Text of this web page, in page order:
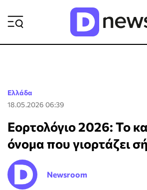
Ελλάδα
18.05.2026 06:39
Εορτολόγιο 2026: Το
όνομα που γιορτάζει
Newsroom